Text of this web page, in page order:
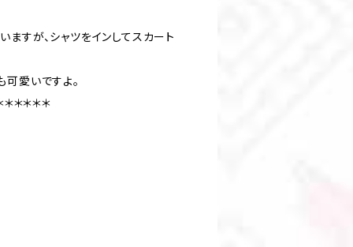
すが、シャツをインしてスカート
愛いですよ。
＊＊＊＊＊